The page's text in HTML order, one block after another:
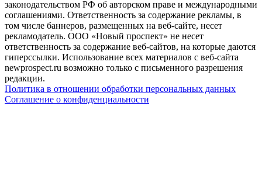
законодательством РФ об авторском праве и международными
соглашениями. Ответственность за содержание рекламы, в
том числе баннеров, размещенных на веб-сайте, несет
рекламодатель. ООО «Новый проспект» не несет
ответственность за содержание веб-сайтов, на которые даются
гиперссылки. Использование всех материалов с веб-сайта
newprospect.ru возможно только с письменного разрешения
редакции.
Политика в отношении обработки персональных данных
Соглашение о конфиденциальности